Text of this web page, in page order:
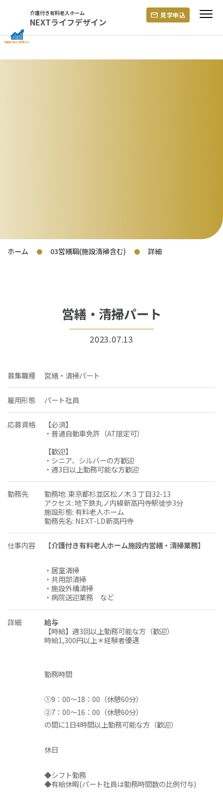
content
介護付き有料老人ホーム
NEXTライフデザイン
見学申込
ホーム ● 03営繕職(施設清掃含む) ● 詳細
営繕・清掃パート
2023.07.13
募集職種 営繕・清掃パート
雇用形態 パート社員
応募資格
【必須】
・普通自動車免許（AT限定可）
【歓迎】
・シニア、シルバーの方歓迎
・週3日以上勤務可能な方歓迎
勤務先
勤務地: 東京都杉並区松ノ木３丁目32-13
アクセス: 地下鉄丸ノ内線新高円寺駅徒歩3分
施設形態: 有料老人ホーム
勤務先名: NEXT-LD新高円寺
仕事内容 【介護付き有料老人ホーム施設内営繕・清掃業務】
・居室清掃
・共用部清掃
・施設外構清掃
・病院送迎業務 など
詳細
給与
【時給】週3回以上勤務可能な方（歓迎）
時給1,300円以上＊経験者優遇
勤務時間
①9：00～18：00（休憩60分）
②7：00～16：00（休憩60分）
の間に1日4時間以上勤務可能な方（歓迎）
休日
◆シフト勤務
◆有給休暇(パート社員は勤務時間数の比例付与)